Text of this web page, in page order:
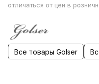
отличаться от цен в
Все товары Golser